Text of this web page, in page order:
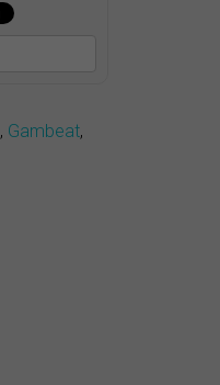
, Gambeat,